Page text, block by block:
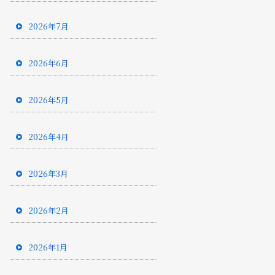
2026年7月
2026年6月
2026年5月
2026年4月
2026年3月
2026年2月
2026年1月